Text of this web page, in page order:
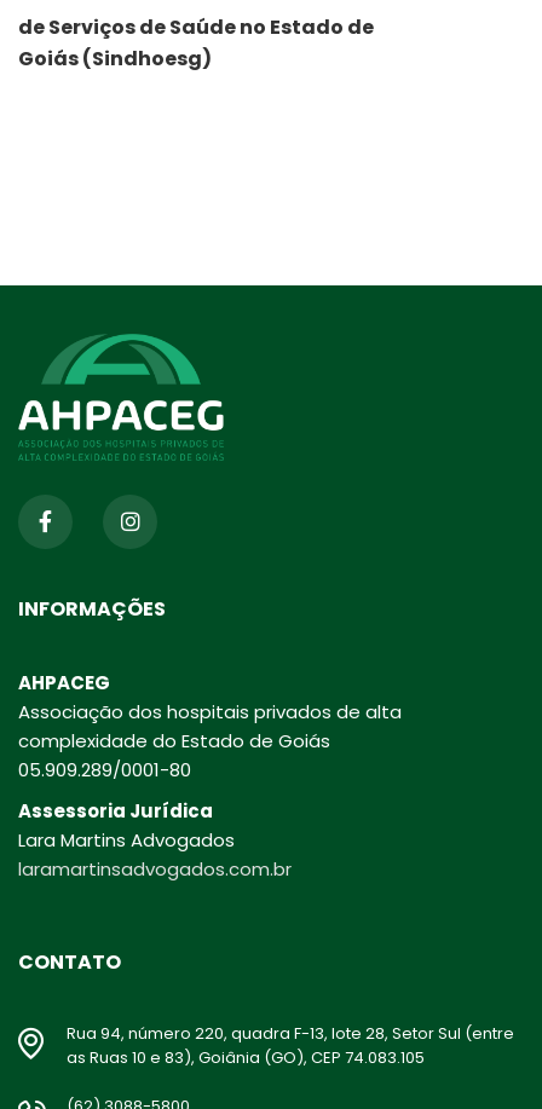
de Serviços de Saúde no Estado de
Goiás (Sindhoesg)
INFORMAÇÕES
AHPACEG
Associação dos hospitais privados de alta
complexidade do Estado de Goiás
05.909.289/0001-80
Assessoria Jurídica
Lara Martins Advogados
laramartinsadvogados.com.br
CONTATO
Rua 94, número 220, quadra F-13, lote 28, Setor Sul (entre
as Ruas 10 e 83), Goiânia (GO), CEP 74.083.105